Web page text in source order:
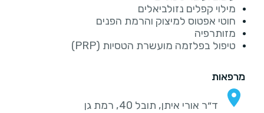
מילוי קפלים נזולביאלים
חוטי אפטוס למיצוק והרמת הפנים
מזותרפיה
טיפול בפלזמה מועשרת הטסיות (PRP)
מרפאות
ד״ר אורי איתן, תובל 40, רמת גן